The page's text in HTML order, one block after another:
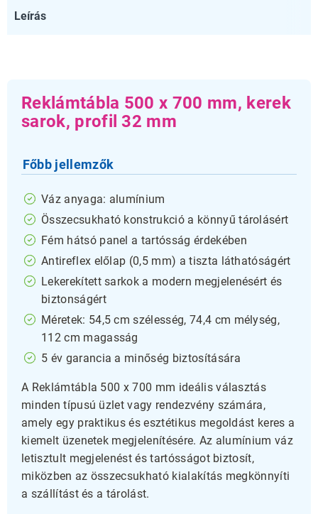
Leírás
Reklámtábla 500 x 700 mm, kerek
sarok, profil 32 mm
Főbb jellemzők
Váz anyaga: alumínium
Összecsukható konstrukció a könnyű tárolásért
Fém hátsó panel a tartósság érdekében
Antireflex előlap (0,5 mm) a tiszta láthatóságért
Lekerekített sarkok a modern megjelenésért és
biztonságért
Méretek: 54,5 cm szélesség, 74,4 cm mélység,
112 cm magasság
5 év garancia a minőség biztosítására
A Reklámtábla 500 x 700 mm ideális választás
minden típusú üzlet vagy rendezvény számára,
amely egy praktikus és esztétikus megoldást keres a
kiemelt üzenetek megjelenítésére. Az alumínium váz
letisztult megjelenést és tartósságot biztosít,
miközben az összecsukható kialakítás megkönnyíti
a szállítást és a tárolást.